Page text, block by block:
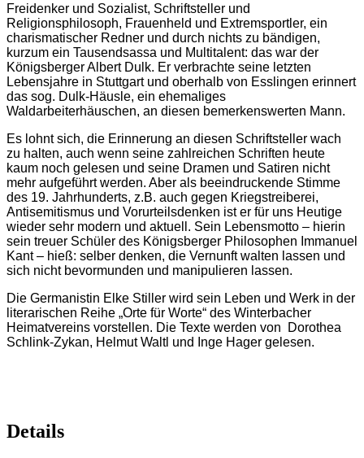
Freidenker und Sozialist, Schriftsteller und
Religionsphilosoph, Frauenheld und Extremsportler, ein
charismatischer Redner und durch nichts zu bändigen,
kurzum ein Tausendsassa und Multitalent: das war der
Königsberger Albert Dulk. Er verbrachte seine letzten
Lebensjahre in Stuttgart und oberhalb von Esslingen erinnert
das sog. Dulk-Häusle, ein ehemaliges
Waldarbeiterhäuschen, an diesen bemerkenswerten Mann.
Es lohnt sich, die Erinnerung an diesen Schriftsteller wach
zu halten, auch wenn seine zahlreichen Schriften heute
kaum noch gelesen und seine Dramen und Satiren nicht
mehr aufgeführt werden. Aber als beeindruckende Stimme
des 19. Jahrhunderts, z.B. auch gegen Kriegstreiberei,
Antisemitismus und Vorurteilsdenken ist er für uns Heutige
wieder sehr modern und aktuell. Sein Lebensmotto – hierin
sein treuer Schüler des Königsberger Philosophen Immanuel
Kant – hieß: selber denken, die Vernunft walten lassen und
sich nicht bevormunden und manipulieren lassen.
Die Germanistin Elke Stiller wird sein Leben und Werk in der
literarischen Reihe „Orte für Worte“ des Winterbacher
Heimatvereins vorstellen. Die Texte werden von Dorothea
Schlink-Zykan, Helmut Waltl und Inge Hager gelesen.
Details